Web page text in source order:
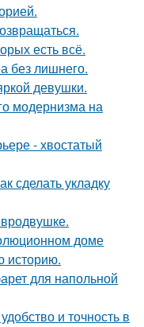
есть всё.
без лишнего.
девушки.
модернизма на
- хвостатый
сделать укладку
доме
историю.
для напольной
и точность в